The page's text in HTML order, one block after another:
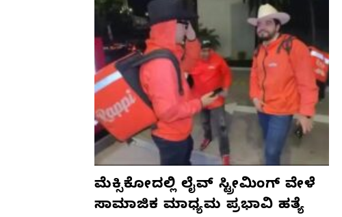
ಮೆಕ್ಸಿಕೋದಲ್ಲಿ ಲೈವ್ ಸ್ಟ್ರೀಮಿಂಗ್ ವೇಳೆ
ಸಾಮಾಜಿಕ ಮಾಧ್ಯಮ ಪ್ರಭಾವಿ ಹತ್ಯೆ